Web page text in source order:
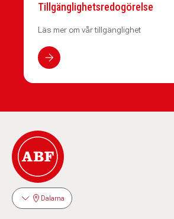
Tillgänglighetsredogörelse
Läs mer om vår tillgänglighet
Dalarna